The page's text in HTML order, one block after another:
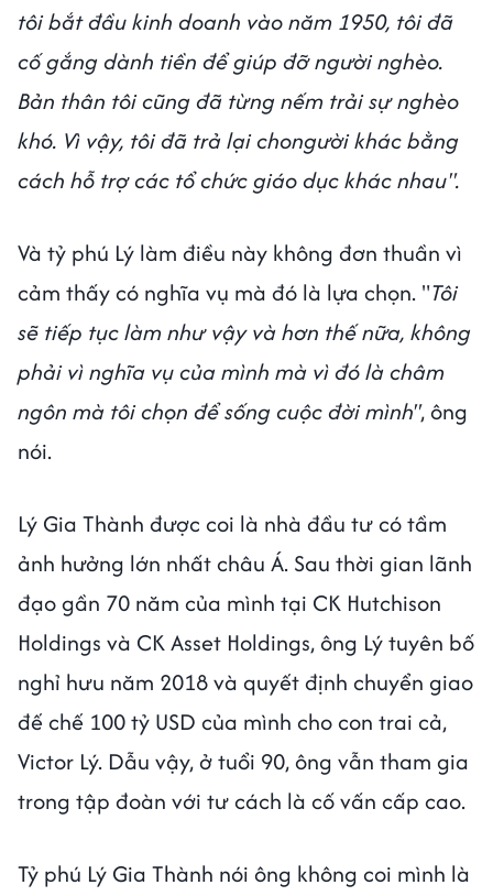
tôi bắt đầu kinh doanh vào năm 1950, tôi đã
cố gắng dành tiền để giúp đỡ người nghèo.
Bản thân tôi cũng đã từng nếm trải sự nghèo
khó. Vì vậy, tôi đã trả lại chongười khác bằng
cách hỗ trợ các tổ chức giáo dục khác nhau".
Và tỷ phú Lý làm điều này không đơn thuần vì
cảm thấy có nghĩa vụ mà đó là lựa chọn. "Tôi
sẽ tiếp tục làm như vậy và hơn thế nữa, không
phải vì nghĩa vụ của mình mà vì đó là châm
ngôn mà tôi chọn để sống cuộc đời mình", ông
nói.
Lý Gia Thành được coi là nhà đầu tư có tầm
ảnh hưởng lớn nhất châu Á. Sau thời gian lãnh
đạo gần 70 năm của mình tại CK Hutchison
Holdings và CK Asset Holdings, ông Lý tuyên bố
nghỉ hưu năm 2018 và quyết định chuyển giao
đế chế 100 tỷ USD của mình cho con trai cả,
Victor Lý. Dẫu vậy, ở tuổi 90, ông vẫn tham gia
trong tập đoàn với tư cách là cố vấn cấp cao.
Tỷ phú Lý Gia Thành nói ông không coi mình là